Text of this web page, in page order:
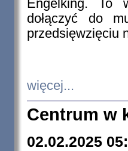
Engelking. To
dołączyć do
przedsięwzięciu
więcej...
Centrum w
02.02.2025